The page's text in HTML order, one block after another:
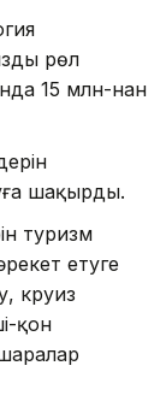
рөл
15 млн-нан
шақырды.
туризм
етуге
круиз
қон